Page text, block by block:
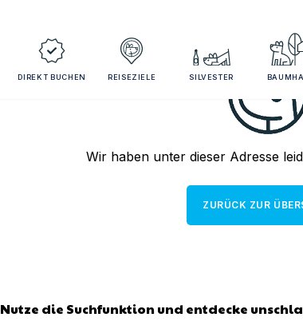
DIREKT BUCHEN REISEZIELE SILVESTER
Wir haben unter dieser Adresse
ZURÜCK ZUR
Nutze die Suchfunktion und entdecke